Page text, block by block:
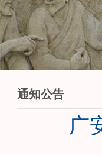
通知公告
广